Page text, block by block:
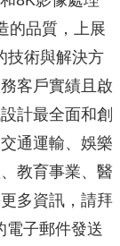
的品質，上展
技術與解決方
客戶實績且啟
計最全面和創
通運輸、娛樂
教育事業、醫
多資訊，請拜
電子郵件發送